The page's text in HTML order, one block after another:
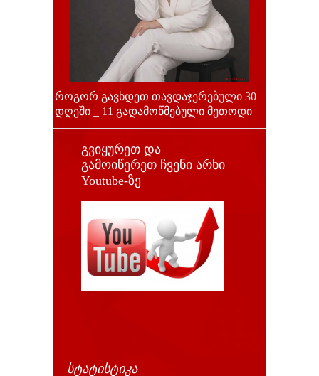
როგორ გავხდეთ თავდაჯერებული 30
დღეში _ 11 გადამოწმებული მეთოდი
გვიყურეთ და
გამოიწერეთ ჩვენი არხი
Youtube-ზე
ᲡᲢᲐᲢᲘᲡᲢᲘᲙᲐ